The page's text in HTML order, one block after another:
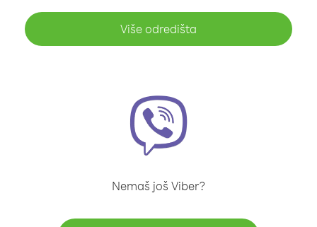
Više odredišta
Nemaš još Viber?